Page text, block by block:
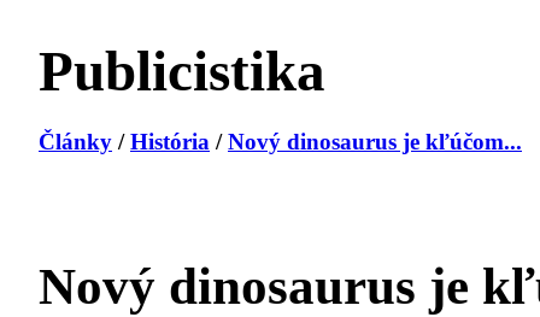
Publicistika
Články /História /Nový dinosaurus je kľúčom...
Nový dinosaurus je